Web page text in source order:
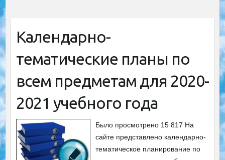
Календарно-
тематические планы по
всем предметам для 2020-
2021 учебного года
Было просмотрено 15 817 На
сайте представлено календарно-
тематическое планирование по